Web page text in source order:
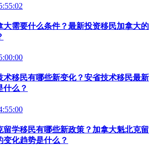
大需要什么条件？最新投资移民加拿大的
术移民有哪些新变化？安省技术移民最新
什么？
留学移民有哪些新政策？加拿大魁北克留
变化趋势是什么？